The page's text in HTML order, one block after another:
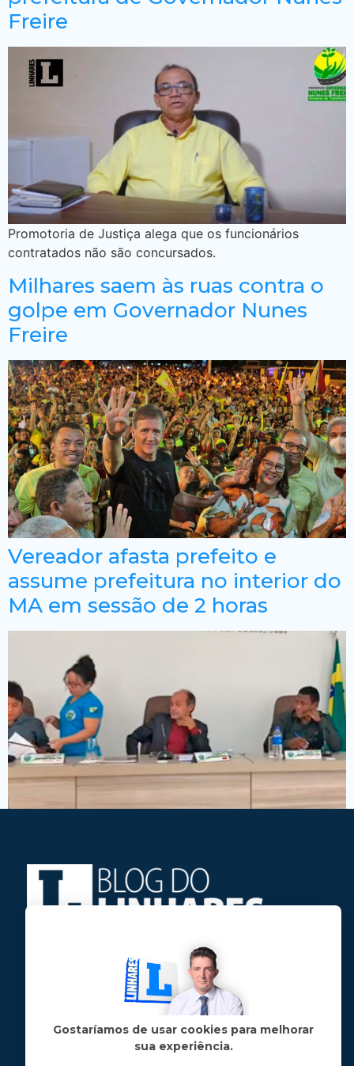
Freire
Promotoria de Justiça alega que os funcionários
contratados não são concursados.
Milhares saem às ruas contra o
golpe em Governador Nunes
Freire
Vereador afasta prefeito e
assume prefeitura no interior do
MA em sessão de 2 horas
Jose Linhares Jr é maranhense.
Formado em Jornalismo, estudou filosofia
e tem pós-graduações em ciência política
e marketing político.
Gostaríamos de usar cookies para melhorar
sua experiência.